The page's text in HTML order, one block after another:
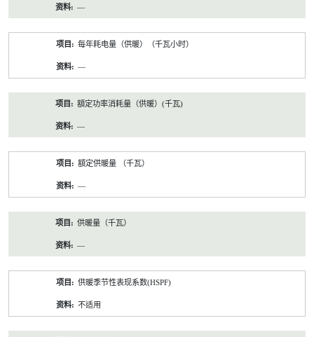
—
每年耗电量（供暖）（千瓦小时）
—
額定功率消耗量（供暖）(千瓦)
—
額定供暖量 （千瓦）
—
供暖量（千瓦）
—
供暖季节性表现系数(HSPF)
不适用